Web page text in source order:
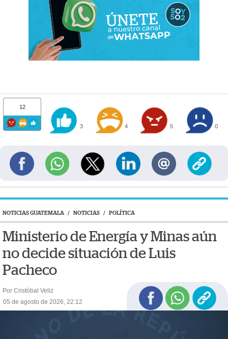
12
3 4 5 0
NOTICIAS GUATEMALA / NOTICIAS / POLÍTICA
Ministerio de Energía y Minas aún
no decide situación de Luis
Pacheco
Por Cristóbal Veliz
05 de agosto de 2026, 22:12